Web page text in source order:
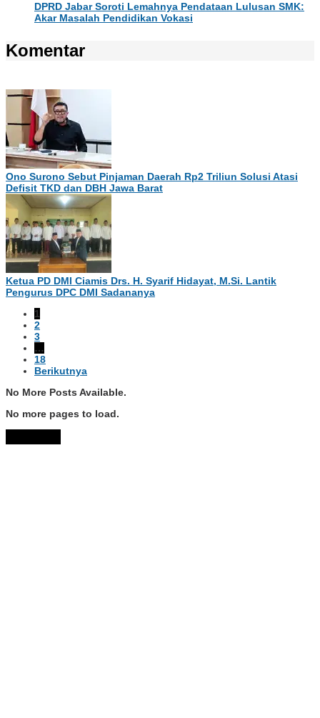
DPRD Jabar Soroti Lemahnya Pendataan Lulusan SMK:
Akar Masalah Pendidikan Vokasi
Komentar
Ono Surono Sebut Pinjaman Daerah Rp2 Triliun Solusi Atasi
Defisit TKD dan DBH Jawa Barat
Ketua PD DMI Ciamis Drs. H. Syarif Hidayat, M.Si. Lantik
Pengurus DPC DMI Sadananya
1
2
3
…
18
Berikutnya
No More Posts Available.
No more pages to load.